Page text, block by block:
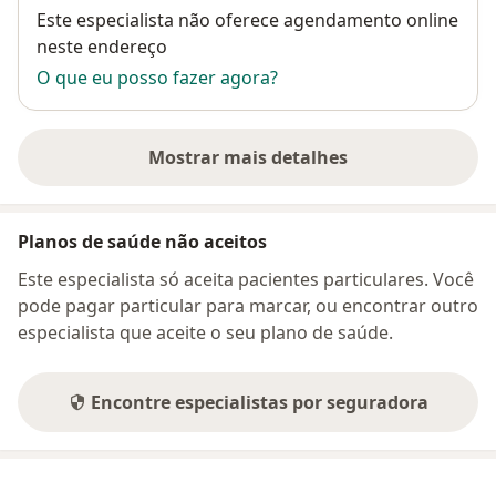
Disponibilidade
Este especialista não oferece agendamento online
neste endereço
O que eu posso fazer agora?
Mostrar mais detalhes
sobre o endereço
Planos de saúde não aceitos
Este especialista só aceita pacientes particulares. Você
pode pagar particular para marcar, ou encontrar outro
especialista que aceite o seu plano de saúde.
Encontre especialistas por seguradora